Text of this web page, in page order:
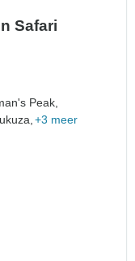
Safari
Peak,
+3 meer